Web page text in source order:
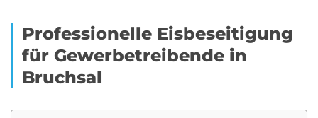
Professionelle Eisbeseitigung
für Gewerbetreibende in
Bruchsal